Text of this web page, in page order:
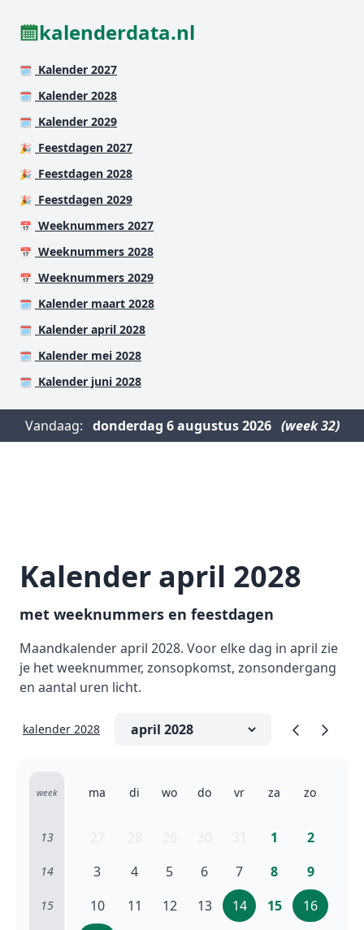
kalenderdata.nl
🗓️ Kalender 2027
🗓️ Kalender 2028
🗓️ Kalender 2029
🎉 Feestdagen 2027
🎉 Feestdagen 2028
🎉 Feestdagen 2029
📅 Weeknummers 2027
📅 Weeknummers 2028
📅 Weeknummers 2029
🗓️ Kalender maart 2028
🗓️ Kalender april 2028
🗓️ Kalender mei 2028
🗓️ Kalender juni 2028
Vandaag: donderdag 6 augustus 2026 (week 32)
Kalender april 2028
met weeknummers en feestdagen
Maandkalender april 2028. Voor elke dag in april zie
je het weeknummer, zonsopkomst, zonsondergang
en aantal uren licht.
kalender 2028
week ma di wo do vr za zo
13 1 2
14 3 4 5 6 7 8 9
15 10 11 12 13 14 15 16